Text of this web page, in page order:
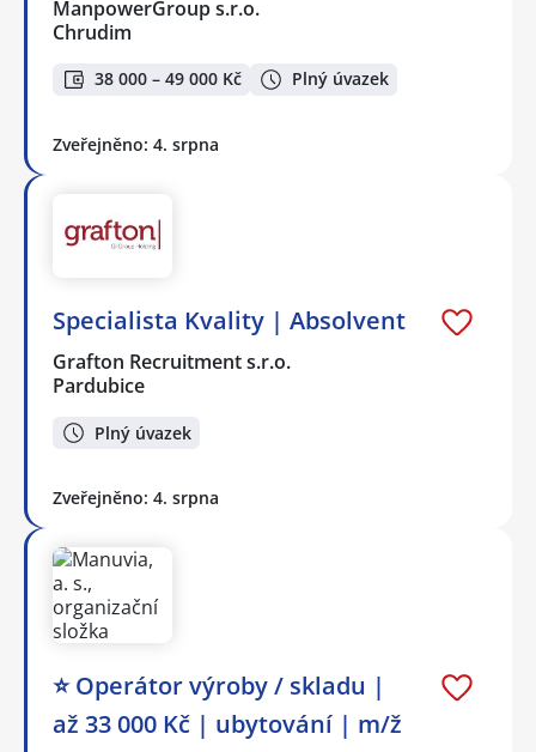
ManpowerGroup s.r.o.
Chrudim
38 000 – 49 000 Kč Plný úvazek
Zveřejněno: 4. srpna
Specialista Kvality | Absolvent
Grafton Recruitment s.r.o.
Pardubice
Plný úvazek
Zveřejněno: 4. srpna
⭐ Operátor výroby / skladu |
až 33 000 Kč | ubytování | m/ž